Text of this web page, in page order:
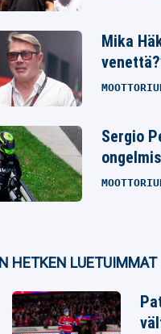
Mika
Sergio
HETKEN LUETUIMMAT